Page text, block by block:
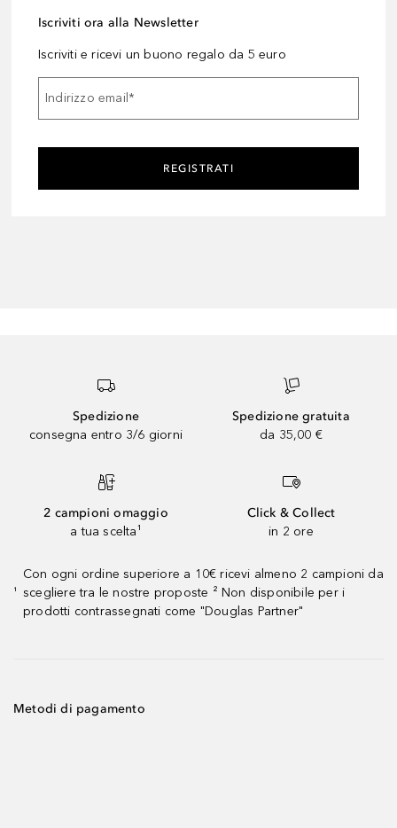
Iscriviti ora alla Newsletter
Iscriviti e ricevi un buono regalo da 5 euro
Indirizzo email*
REGISTRATI
Spedizione
consegna entro 3/6 giorni
Spedizione gratuita
da 35,00 €
2 campioni omaggio
a tua scelta¹
Click & Collect
in 2 ore
¹
Con ogni ordine superiore a 10€ ricevi almeno 2 campioni da
scegliere tra le nostre proposte ² Non disponibile per i
prodotti contrassegnati come "Douglas Partner"
Metodi di pagamento